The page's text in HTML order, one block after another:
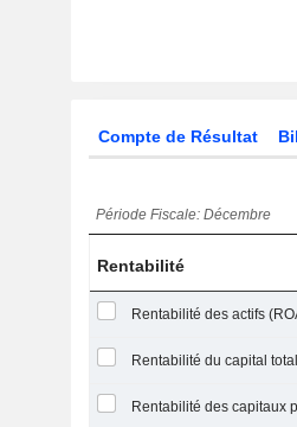
Compte de Résultat
Période Fiscale: Décembre
Rentabilité
Rentabilité des actifs
Rentabilité du capital